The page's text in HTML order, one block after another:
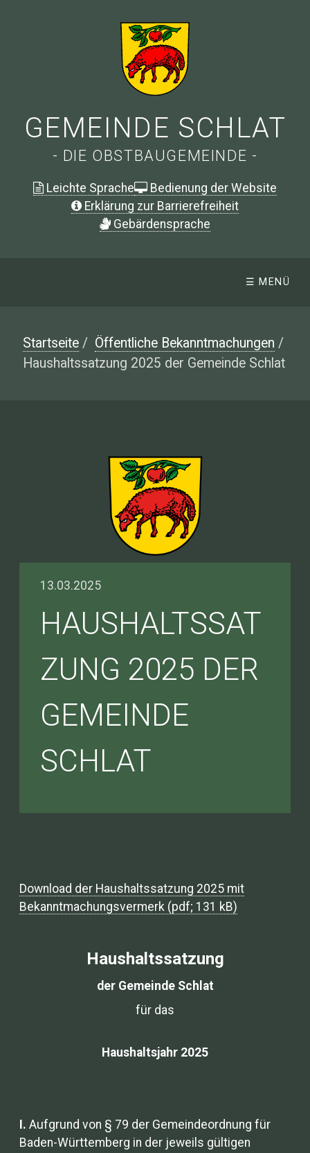
GEMEINDE SCHLAT
- DIE OBSTBAUGEMEINDE -
Leichte Sprache
Bedienung der Website
Erklärung zur Barrierefreiheit
Gebärdensprache
☰ MENÜ
Startseite / Öffentliche Bekanntmachungen /
Haushaltssatzung 2025 der Gemeinde Schlat
13.03.2025
HAUSHALTSSAT
ZUNG 2025 DER
GEMEINDE
SCHLAT
Download der Haushaltssatzung 2025 mit
Bekanntmachungsvermerk (pdf; 131 kB)
Haushaltssatzung
der Gemeinde Schlat
für das
Haushaltsjahr 2025
I. Aufgrund von § 79 der Gemeindeordnung für
Baden-Württemberg in der jeweils gültigen